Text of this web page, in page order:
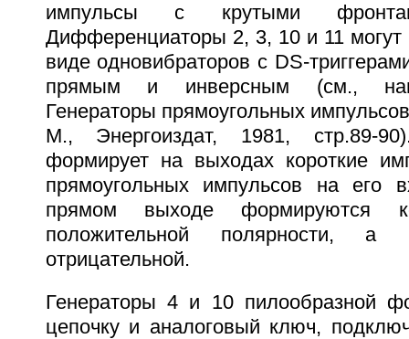
импульсы с крутыми
Дифференциаторы 2, 3, 10 и 11 могут
виде одновибраторов с DS-
прямым и инверсным (см.,
Генераторы прямоугольных
М., Энергоиздат, 1981, стр.89-
формирует на выходах короткие
прямоугольных импульсов на его
прямом выходе формируются
положительной полярности,
отрицательной.
Генераторы 4 и 10 пилообразной
цепочку и аналоговый ключ,